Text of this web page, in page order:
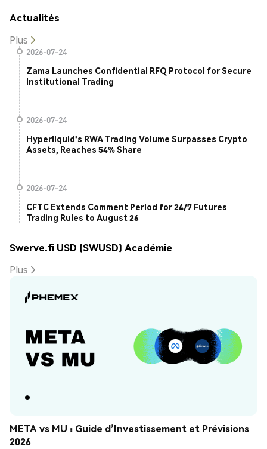
Actualités
Plus
2026-07-24
Zama Launches Confidential RFQ Protocol for Secure
Institutional Trading
2026-07-24
Hyperliquid's RWA Trading Volume Surpasses Crypto
Assets, Reaches 54% Share
2026-07-24
CFTC Extends Comment Period for 24/7 Futures
Trading Rules to August 26
Swerve.fi USD (SWUSD) Académie
Plus
META vs MU : Guide d’Investissement et Prévisions
2026